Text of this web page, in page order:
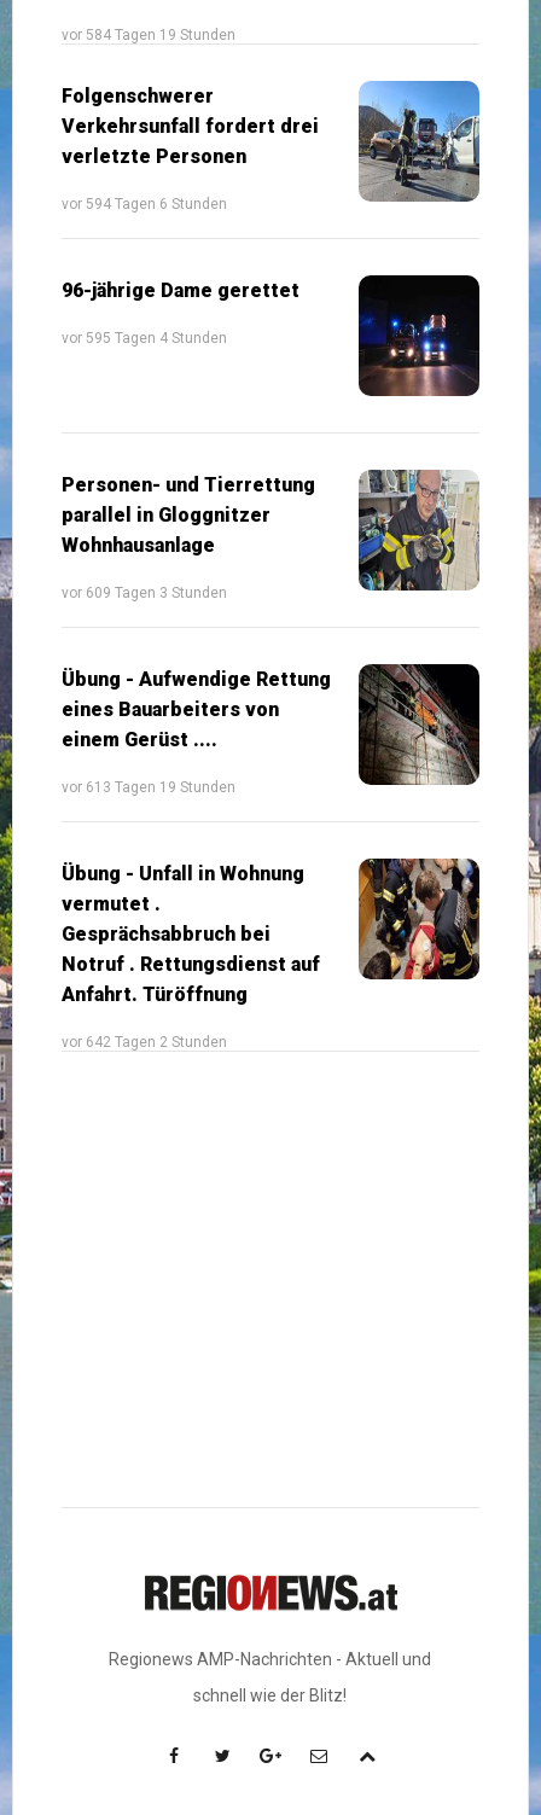
vor 584 Tagen 19 Stunden
Folgenschwerer
Verkehrsunfall fordert drei
verletzte Personen
vor 594 Tagen 6 Stunden
96-jährige Dame gerettet
vor 595 Tagen 4 Stunden
Personen- und Tierrettung
parallel in Gloggnitzer
Wohnhausanlage
vor 609 Tagen 3 Stunden
Übung - Aufwendige Rettung
eines Bauarbeiters von
einem Gerüst ....
vor 613 Tagen 19 Stunden
Übung - Unfall in Wohnung
vermutet .
Gesprächsabbruch bei
Notruf . Rettungsdienst auf
Anfahrt. Türöffnung
vor 642 Tagen 2 Stunden
Regionews AMP-Nachrichten - Aktuell und
schnell wie der Blitz!